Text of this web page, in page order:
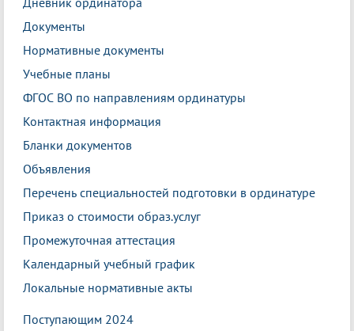
Документы
Нормативные документы
Учебные планы
ФГОС ВО по направлениям ординатуры
Контактная информация
Бланки документов
Объявления
Перечень специальностей подготовки в ординатуре
Приказ о стоимости образ.услуг
Промежуточная аттестация
Календарный учебный график
Локальные нормативные акты
Поступающим 2024